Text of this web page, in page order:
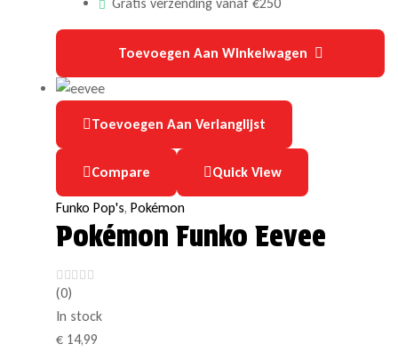
Toevoegen Aan Winkelwagen
Toevoegen Aan Verlanglijst
Compare Quick View
Funko Pop's, Pokémon
Pokémon Funko Eevee
(0)
In stock
€ 14,99